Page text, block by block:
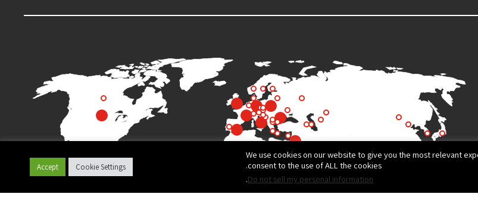
We use cookies on our website to give you the most relevant
consent to the use of ALL the cookies.
Do not sell my personal information
.
Cookie Settings
Accept